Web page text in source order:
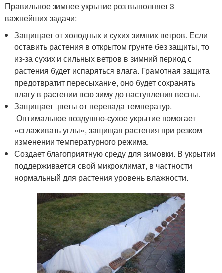
Правильное зимнее укрытие роз выполняет 3
важнейших задачи:
Защищает от холодных и сухих зимних ветров. Если
оставить растения в открытом грунте без защиты, то
из-за сухих и сильных ветров в зимний период с
растения будет испаряться влага. Грамотная защита
предотвратит пересыхание, оно будет сохранять
влагу в растении всю зиму до наступления весны.
Защищает цветы от перепада температур.
Оптимальное воздушно-сухое укрытие помогает
«сглаживать углы», защищая растения при резком
изменении температурного режима.
Создает благоприятную среду для зимовки. В укрытии
поддерживается свой микроклимат, в частности
нормальный для растения уровень влажности.